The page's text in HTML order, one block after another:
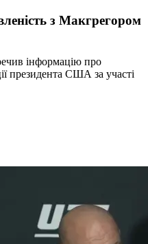
з Макгрегором
інформацію про
президента США за участі